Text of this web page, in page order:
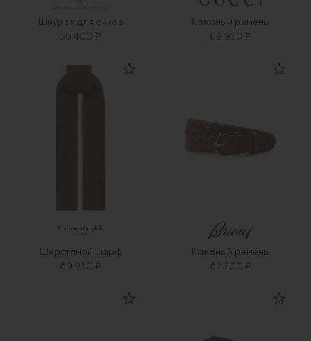
Шнурок для очков
56 400 ₽
Кожаный ремень
69 950 ₽
Шерстяной шарф
69 950 ₽
Кожаный ремень
62 200 ₽